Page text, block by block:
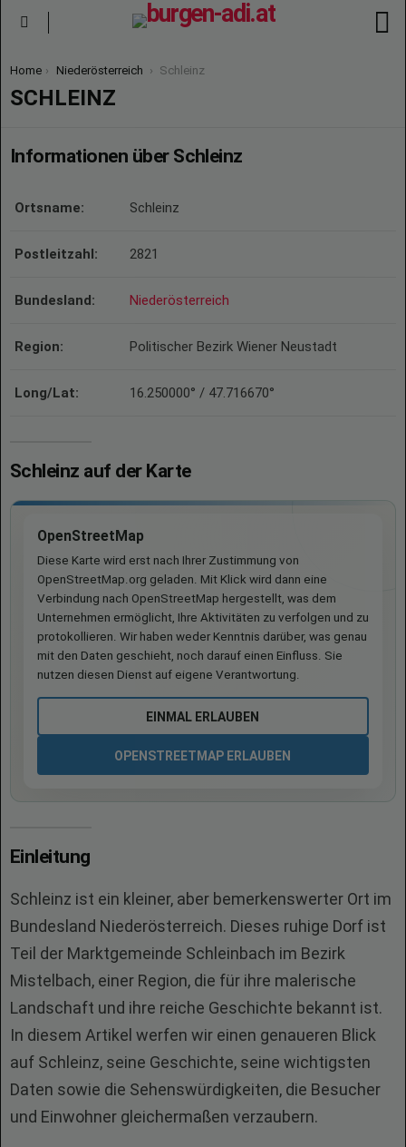
You are here:
Home Niederösterreich Schleinz
SCHLEINZ
Informationen über Schleinz
Ortsname: Schleinz
Postleitzahl: 2821
Bundesland: Niederösterreich
Region: Politischer Bezirk Wiener Neustadt
Long/Lat: 16.250000° / 47.716670°
Schleinz auf der Karte
OpenStreetMap
Diese Karte wird erst nach Ihrer Zustimmung von
OpenStreetMap.org geladen. Mit Klick wird dann eine
Verbindung nach OpenStreetMap hergestellt, was dem
Unternehmen ermöglicht, Ihre Aktivitäten zu verfolgen und zu
protokollieren. Wir haben weder Kenntnis darüber, was genau
mit den Daten geschieht, noch darauf einen Einfluss. Sie
nutzen diesen Dienst auf eigene Verantwortung.
EINMAL ERLAUBEN
OPENSTREETMAP ERLAUBEN
Einleitung
Schleinz ist ein kleiner, aber bemerkenswerter Ort im
Bundesland Niederösterreich. Dieses ruhige Dorf ist
Teil der Marktgemeinde Schleinbach im Bezirk
Mistelbach, einer Region, die für ihre malerische
Landschaft und ihre reiche Geschichte bekannt ist.
In diesem Artikel werfen wir einen genaueren Blick
auf Schleinz, seine Geschichte, seine wichtigsten
Daten sowie die Sehenswürdigkeiten, die Besucher
und Einwohner gleichermaßen verzaubern.